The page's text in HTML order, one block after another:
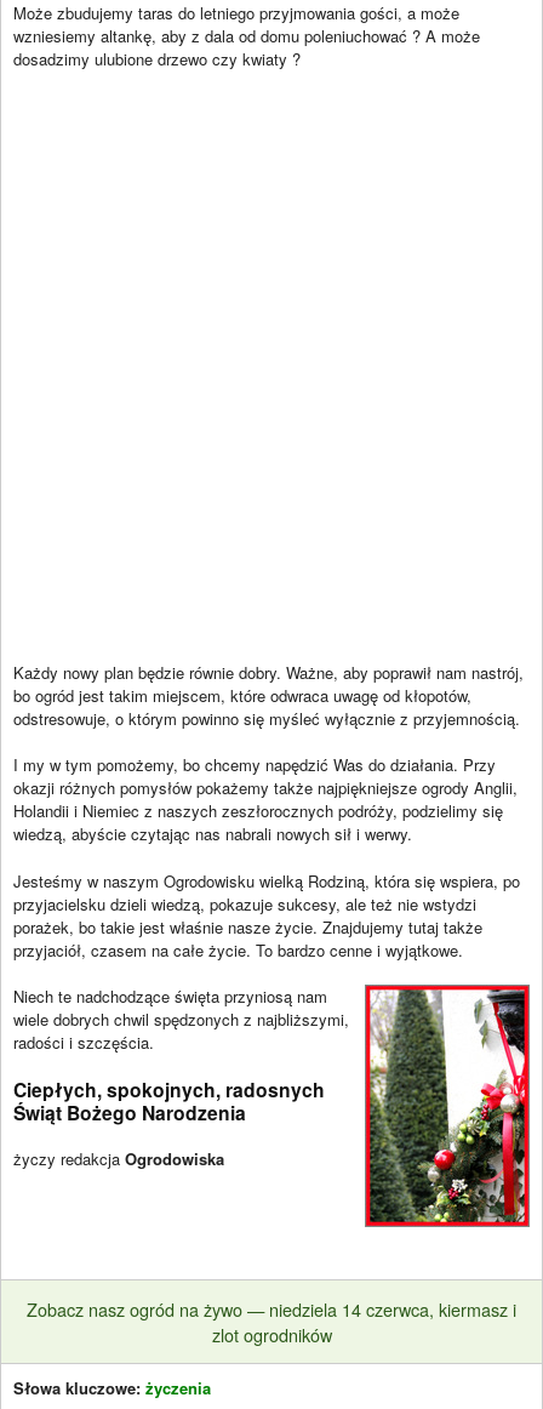
Może zbudujemy taras do letniego przyjmowania gości, a może
wzniesiemy altankę, aby z dala od domu poleniuchować ? A może
dosadzimy ulubione drzewo czy kwiaty ?
Każdy nowy plan będzie równie dobry. Ważne, aby poprawił nam nastrój,
bo ogród jest takim miejscem, które odwraca uwagę od kłopotów,
odstresowuje, o którym powinno się myśleć wyłącznie z przyjemnością.
I my w tym pomożemy, bo chcemy napędzić Was do działania. Przy
okazji różnych pomysłów pokażemy także najpiękniejsze ogrody Anglii,
Holandii i Niemiec z naszych zeszłorocznych podróży, podzielimy się
wiedzą, abyście czytając nas nabrali nowych sił i werwy.
Jesteśmy w naszym Ogrodowisku wielką Rodziną, która się wspiera, po
przyjacielsku dzieli wiedzą, pokazuje sukcesy, ale też nie wstydzi
porażek, bo takie jest właśnie nasze życie. Znajdujemy tutaj także
przyjaciół, czasem na całe życie. To bardzo cenne i wyjątkowe.
Niech te nadchodzące święta przyniosą nam
wiele dobrych chwil spędzonych z najbliższymi,
radości i szczęścia.
Ciepłych, spokojnych, radosnych
Świąt Bożego Narodzenia
życzy redakcja Ogrodowiska
Zobacz nasz ogród na żywo — niedziela 14 czerwca, kiermasz i
zlot ogrodników
Słowa kluczowe: życzenia